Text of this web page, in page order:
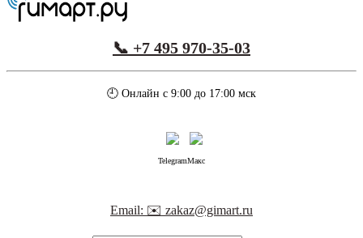
📞 +7 495 970-35-03
🕘 Онлайн с 9:00 до 17:00 мск
TelegramМакс
Email: ✉️ zakaz@gimart.ru